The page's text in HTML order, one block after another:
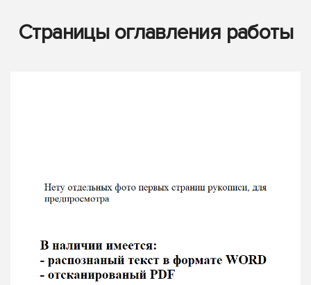
Страницы оглавления работы